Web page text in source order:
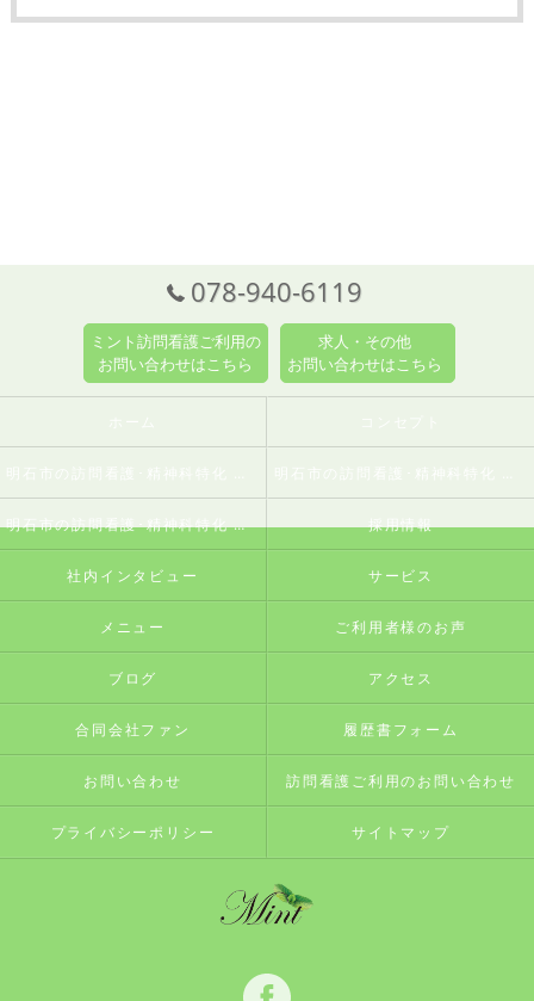
078-940-6119
ミント訪問看護ご利用の
お問い合わせはこちら
求人・その他
お問い合わせはこちら
明石市の訪問看護･精神科特化 訪問看護ステーションミントのお客様の声 採用情報
社内インタビュー サービス
メニュー ご利用者様のお声
ブログ アクセス
合同会社ファン 履歴書フォーム
お問い合わせ 訪問看護ご利用のお問い合わせ
プライバシーポリシー サイトマップ